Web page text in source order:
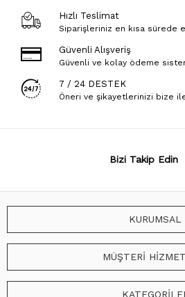
Hızlı Teslimat
Siparişleriniz en kısa sürede
Güvenli Alışveriş
Güvenli ve kolay ödeme
7 / 24 DESTEK
Öneri ve şikayetlerinizi bize
Bizi Takip Edin
KURUMSAL
MÜŞTERİ